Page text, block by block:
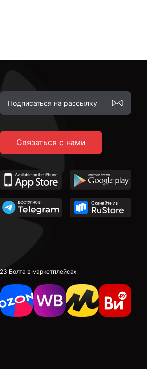
Связаться с нами
23 Болта в маркетплейсах